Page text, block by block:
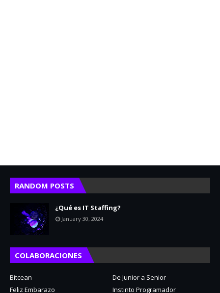
RANDOM POSTS
¿Qué es IT Staffing?
January 30, 2024
COLABORACIONES
Bitcean
De Junior a Senior
Feliz Embarazo
Instinto Programador